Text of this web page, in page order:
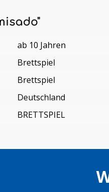
ab 10 Jahren
Brettspiel
Brettspiel
Deutschland
BRETTSPIEL